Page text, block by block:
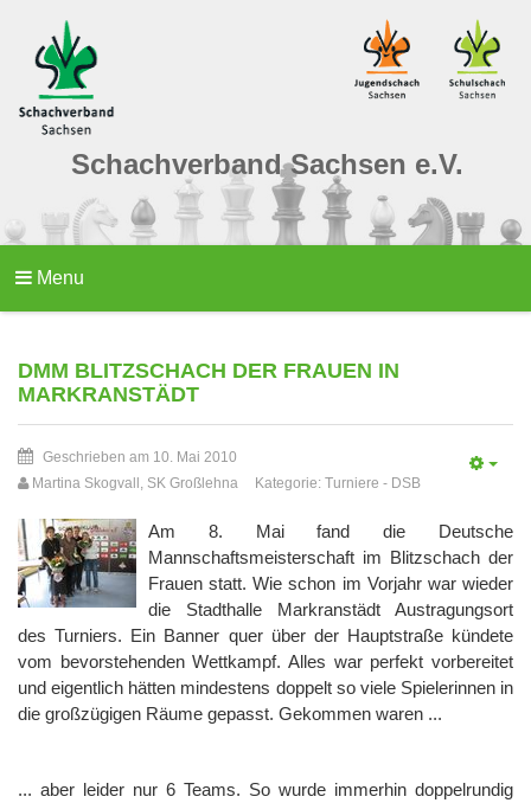
Schachverband Sachsen e.V.
Menu
DMM BLITZSCHACH DER FRAUEN IN
MARKRANSTÄDT
Geschrieben am 10. Mai 2010
Martina Skogvall, SK Großlehna
Kategorie: Turniere - DSB
Am 8. Mai fand die Deutsche
Mannschaftsmeisterschaft im Blitzschach der
Frauen statt. Wie schon im Vorjahr war wieder
die Stadthalle Markranstädt Austragungsort
des Turniers. Ein Banner quer über der Hauptstraße kündete
vom bevorstehenden Wettkampf. Alles war perfekt vorbereitet
und eigentlich hätten mindestens doppelt so viele Spielerinnen in
die großzügigen Räume gepasst. Gekommen waren ...
... aber leider nur 6 Teams. So wurde immerhin doppelrundig